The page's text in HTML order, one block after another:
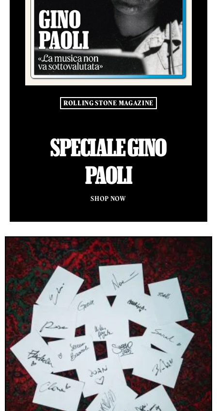
ROLLING STONE MAGAZINE
SPECIALE GINO
PAOLI
SHOP NOW